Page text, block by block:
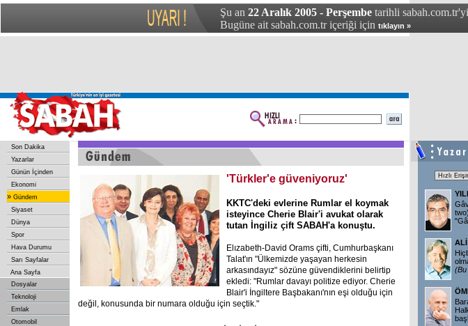
Şu an 22 Aralık 2005 - Perşembe tarihli sabah.com.tr'yi
Bugüne ait sabah.com.tr içeriği için tıklayın »
Son Dakika
Yazarlar
Günün İçinden
Ekonomi
» Gündem
Siyaset
Dünya
Spor
Hava Durumu
Sarı Sayfalar
Ana Sayfa
Dosyalar
Teknoloji
Emlak
Otomobil
'Türkler'e güveniyoruz'
KKTC'deki evlerine Rumlar el koymak
isteyince Cherie Blair'i avukat olarak
tutan İngiliz çift SABAH'a konuştu.
Elızabeth-David Orams çifti, Cumhurbaşkanı
Talat'ın "Ülkemizde yaşayan herkesin
arkasındayız" sözüne güvendiklerini belirtip
ekledi: "Rumlar davayı politize ediyor. Cherie
Blair'i İngiltere Başbakanı'nın eşi olduğu için
değil, konusunda bir numara olduğu için seçtik."
two)
(Bu